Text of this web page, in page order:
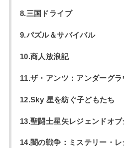
8.三国ドライブ
9.パズル＆サバイバル
10.商人放浪記
11.ザ・アンツ：アンダーグ
12.Sky 星を紡ぐ子どもたち
13.聖闘士星矢レジェンドオ
14.闇の戦争：ミステリー・レ